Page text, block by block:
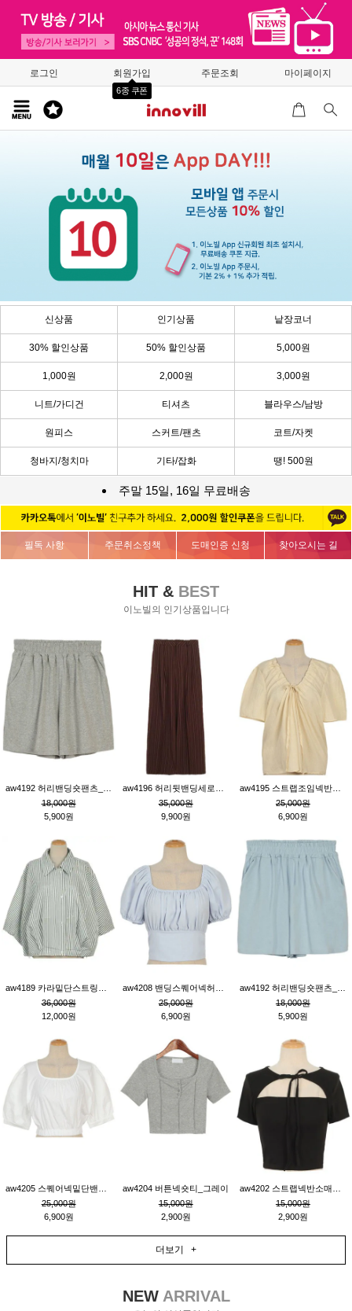
로그인 회원가입
6종 쿠폰
주문조회 마이페이지
신상품 인기상품 낱장코너
30% 할인상품 50% 할인상품 5,000원
1,000원 2,000원 3,000원
니트/가디건 티셔츠 블라우스/남방
원피스 스커트/팬츠 코트/자켓
청바지/청치마 기타/잡화 땡! 500원
주말 15일, 16일 무료배송
필독 사항 주문취소정책 도매인증 신청 찾아오시는 길
HIT & BEST
이노빌의 인기상품입니다
18,000원
5,900원
35,000원
9,900원
25,000원
6,900원
36,000원
12,000원
25,000원
6,900원
18,000원
5,900원
25,000원
6,900원
aw4204 버튼넥숏티_그레이
15,000원
2,900원
15,000원
2,900원
더보기 +
NEWARRIVAL